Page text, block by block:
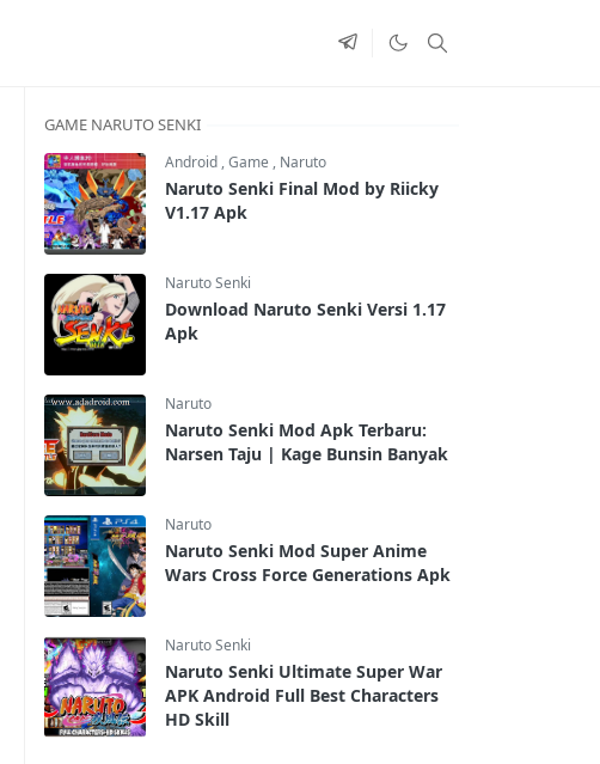
GAME NARUTO SENKI
Android ,Game , Naruto
Naruto Senki Final Mod by Riicky
V1.17 Apk
Naruto Senki
Download Naruto Senki Versi 1.17
Apk
Naruto
Naruto Senki Mod Apk Terbaru:
Narsen Taju | Kage Bunsin Banyak
Naruto
Naruto Senki Mod Super Anime
Wars Cross Force Generations Apk
Naruto Senki
Naruto Senki Ultimate Super War
APK Android Full Best Characters
HD Skill